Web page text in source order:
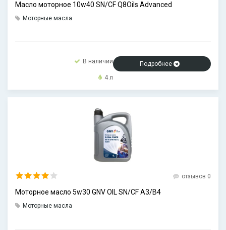
Масло моторное 10w40 SN/CF Q8Oils Advanced
Моторные масла
В наличии
Подробнее
4 л
отзывов 0
Моторное масло 5w30 GNV OIL SN/CF А3/В4
Моторные масла